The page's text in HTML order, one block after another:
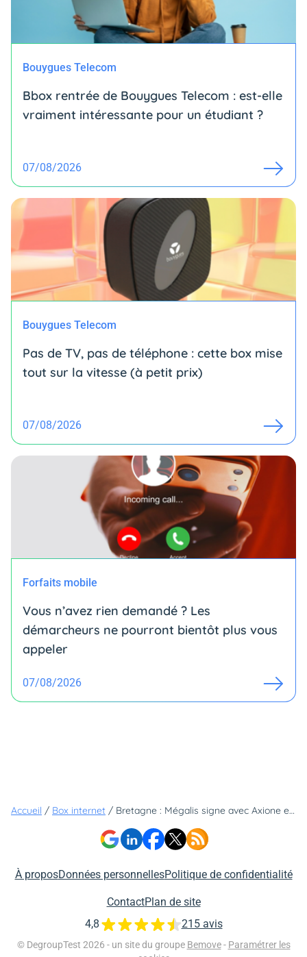
Bouygues Telecom
Bbox rentrée de Bouygues Telecom : est-elle
vraiment intéressante pour un étudiant ?
07/08/2026
Bouygues Telecom
Pas de TV, pas de téléphone : cette box mise
tout sur la vitesse (à petit prix)
07/08/2026
Forfaits mobile
Vous n’avez rien demandé ? Les
démarcheurs ne pourront bientôt plus vous
appeler
07/08/2026
Accueil / Box internet / Bretagne : Mégalis signe avec Axione et Bouygues pour du 100% fibre en 2026
À proposDonnées personnellesPolitique de confidentialité
ContactPlan de site
© DegroupTest 2026 - un site du groupe Bemove - Paramétrer les
4,8 215 avis